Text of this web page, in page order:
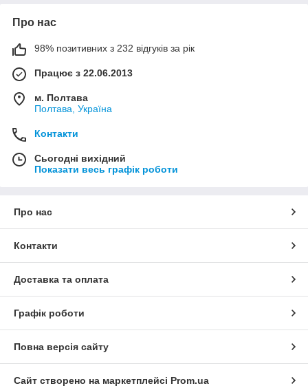
Про нас
98% позитивних з 232 відгуків за рік
Працює з 22.06.2013
м. Полтава
Полтава, Україна
Контакти
Сьогодні вихідний
Показати весь графік роботи
Про нас
Контакти
Доставка та оплата
Графік роботи
Повна версія сайту
Сайт створено на маркетплейсі Prom.ua